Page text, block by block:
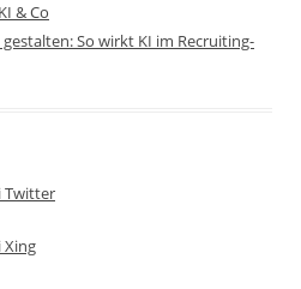
& Co
So wirkt KI im Recruiting-
Twitter
Xing